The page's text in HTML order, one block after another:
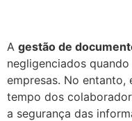
A gestão de
negligenciados
empresas. No
tempo dos
a segurança das